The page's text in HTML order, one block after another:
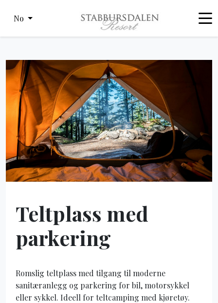
No
Teltplass med
parkering
Romslig teltplass med tilgang til moderne
sanitæranlegg og parkering for bil, motorsykkel
eller sykkel. Ideell for teltcamping med kjøretøy.